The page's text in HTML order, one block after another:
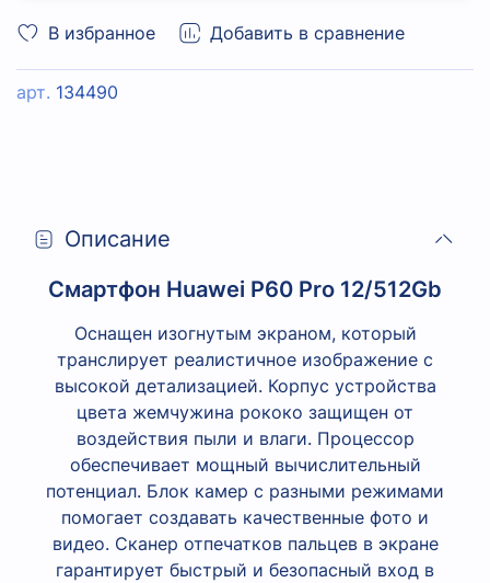
В избранное Добавить в сравнение
арт. 134490
Описание
Смартфон Huawei P60 Pro 12/512Gb
Оснащен изогнутым экраном, который
транслирует реалистичное изображение с
высокой детализацией. Корпус устройства
цвета жемчужина рококо защищен от
воздействия пыли и влаги. Процессор
обеспечивает мощный вычислительный
потенциал. Блок камер с разными режимами
помогает создавать качественные фото и
видео. Сканер отпечатков пальцев в экране
гарантирует быстрый и безопасный вход в